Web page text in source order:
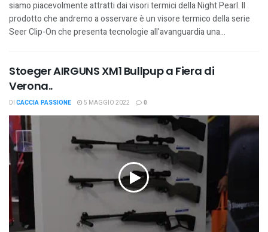
siamo piacevolmente attratti dai visori termici della Night Pearl. Il
prodotto che andremo a osservare è un visore termico della serie
Seer Clip-On che presenta tecnologie all'avanguardia una...
Stoeger AIRGUNS XM1 Bullpup a Fiera di
Verona..
DI CACCIA PASSIONE 5 MAGGIO 2022 0